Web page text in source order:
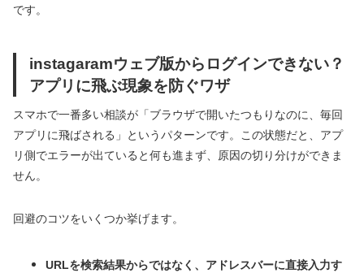
です。
instagaramウェブ版からログインできない？
アプリに飛ぶ現象を防ぐワザ
スマホで一番多い相談が「ブラウザで開いたつもりなのに、毎回
アプリに飛ばされる」というパターンです。この状態だと、アプ
リ側でエラーが出ていると何も進まず、原因の切り分けができま
せん。
回避のコツをいくつか挙げます。
URLを検索結果からではなく、アドレスバーに直接入力す